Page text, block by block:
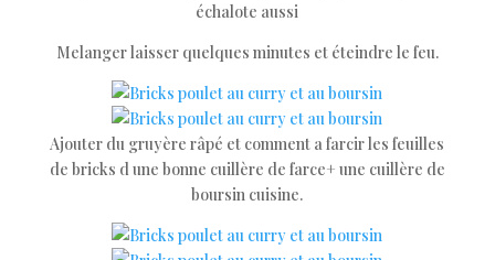
échalote aussi
Melanger laisser quelques minutes et éteindre le feu.
Ajouter du gruyère râpé et comment a farcir les feuilles
de bricks d une bonne cuillère de farce+ une cuillère de
boursin cuisine.